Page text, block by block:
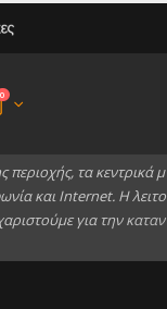
0
ς περιοχής, τα κεντρικά μ
ωνία και Internet. Ηλειτο
αριστούμε για την καταν